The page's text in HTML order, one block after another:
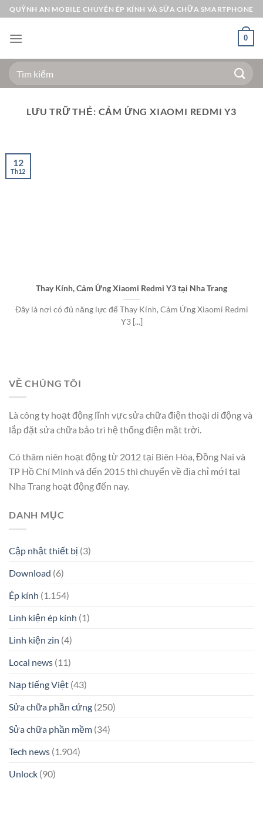
Bỏ
qua
nội
QUỲNH AN MOBILE CHUYÊN ÉP KÍNH VÀ SỬA CHỮA SMARTPHONE
0
Tìm
kiếm:
LƯU TRỮ THẺ: CẢM ỨNG XIAOMI REDMI Y3
Thay Kính, Cảm Ứng Xiaomi Redmi Y3 tại Nha Trang
Đây là nơi có đủ năng lực để Thay Kính, Cảm Ứng Xiaomi Redmi
Y3 [...]
12
Th12
VỀ CHÚNG TÔI
Là công ty hoạt động lĩnh vực sửa chữa điện thoại di động và
lắp đặt sửa chữa bảo trì hệ thống điện mặt trời.
Có thâm niên hoạt động từ 2012 tại Biên Hòa, Đồng Nai và
TP Hồ Chí Minh và đến 2015 thì chuyển về địa chỉ mới tại
Nha Trang hoạt động đến nay.
DANH MỤC
Cập nhật thiết bị (3)
Download (6)
Ép kính (1.154)
Linh kiện ép kính (1)
Linh kiện zin (4)
Local news (11)
Nạp tiếng Việt (43)
Sửa chữa phần cứng (250)
Sửa chữa phần mềm (34)
Tech news (1.904)
Unlock (90)